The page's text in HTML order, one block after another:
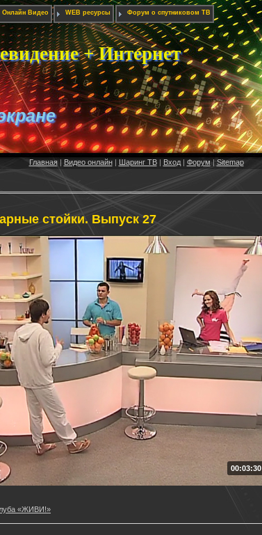
Онлайн Видео WEB ресурсы Форум о спутниковом ТВ
+ Интернет
Главная| Видео онлайн| Шаринг ТВ| Вход| Форум| Sitemap
стойки. Выпуск 27
00:03:30
«ЖИВИ!»